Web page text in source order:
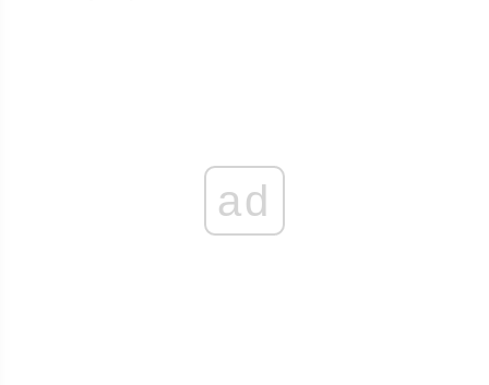
ad